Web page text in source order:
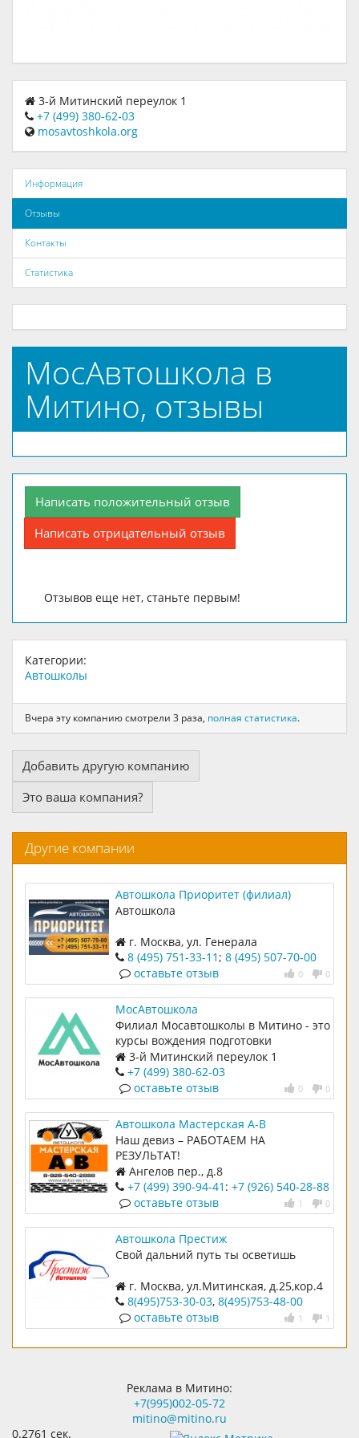
3-й Митинский переулок 1
+7 (499) 380-62-03
mosavtoshkola.org
Информация
Отзывы
Контакты
Статистика
МосАвтошкола в
Митино, отзывы
Написать положительный отзыв
Написать отрицательный отзыв
Отзывов еще нет, станьте первым!
Категории:
Автошколы
Вчера эту компанию смотрели 3 раза, полная статистика.
Добавить другую компанию
Это ваша компания?
Другие компании
Автошкола Приоритет (филиал)
Автошкола
г. Москва, ул. Генерала
Белобородова д.35/2
8 (495) 751-33-11; 8 (495) 507-70-00
0 0
оставьте отзыв
МосАвтошкола
Филиал Мосавтошколы в Митино - это
курсы вождения подготовки
водителей на права категории B.
3-й Митинский переулок 1
+7 (499) 380-62-03
0 0
оставьте отзыв
Автошкола Мастерская А-В
Наш девиз – РАБОТАЕМ НА
РЕЗУЛЬТАТ!
Ангелов пер., д.8
+7 (499) 390-94-41 : +7 (926) 540-28-88
1 0
оставьте отзыв
Автошкола Престиж
Свой дальний путь ты осветишь
г. Москва, ул.Митинская, д.25,кор.4
8(495)753-30-03, 8(495)753-48-00
1 1
оставьте отзыв
Реклама в Митино:
+7(995)002-05-72
mitino@mitino.ru
0.2761 сек.